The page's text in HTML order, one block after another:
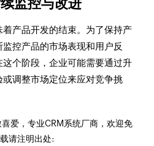
监控与改进
产品开发的结束。为了保持产
控产品的市场表现和用户反
个阶段，企业可能需要通过升
调整市场定位来应对竞争挑
爱，专业CRM系统厂商，欢迎免
载请注明出处: